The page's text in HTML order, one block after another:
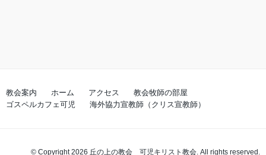
教会案内 ホーム アクセス
教会牧師の部屋
ゴスペルカフェ可児
海外協力宣教師（クリス宣教師）
© Copyright 2026 丘の上の教会 可児キリスト教会. All rights reserved.